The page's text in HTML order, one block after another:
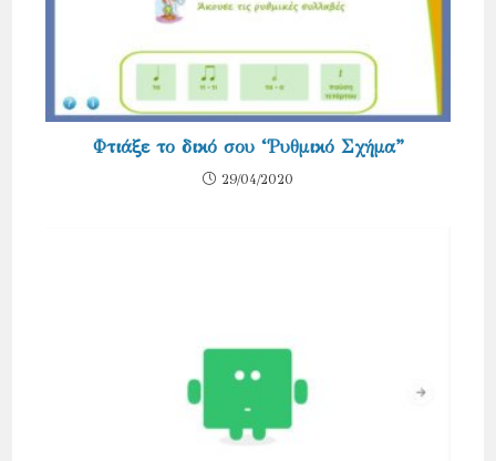
Φτιάξε το δικό σου “Ρυθμικό Σχήμα”
29/04/2020